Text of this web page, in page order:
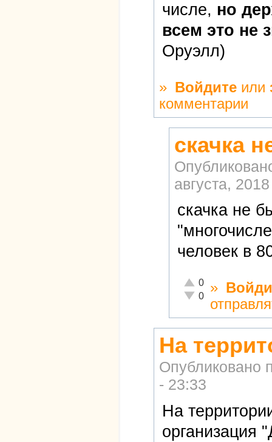
числе, но
всем это не
Оруэлл)
» Войдите или
комментарии
скачка
августа,
скачка не
человек в
Отлично!
0
Неадекватно!
0
»
На
Опубликовано
- 23:33
На
организация